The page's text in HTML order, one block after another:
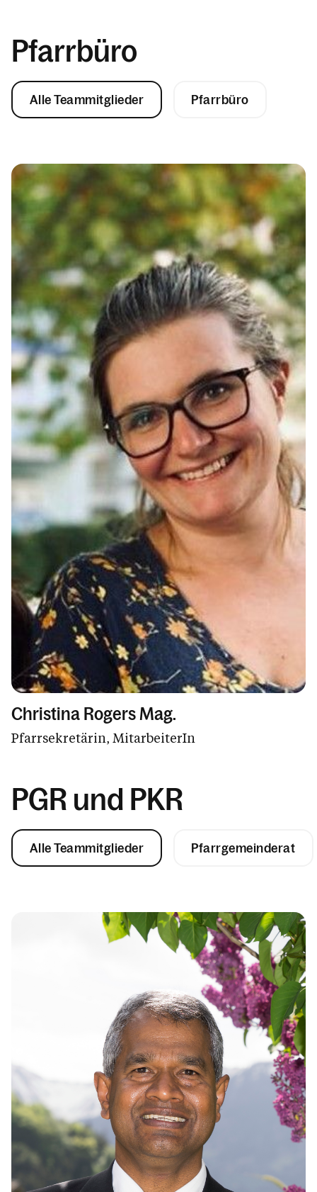
Pfarrbüro
Alle Teammitglieder Pfarrbüro
Christina Rogers Mag.
Pfarrsekretärin, MitarbeiterIn
PGR und PKR
Alle Teammitglieder Pfarrgemeinderat